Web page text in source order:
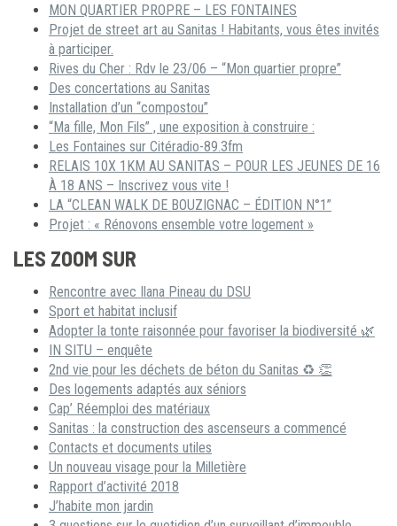
MON QUARTIER PROPRE – LES FONTAINES
Projet de street art au Sanitas ! Habitants, vous êtes invités
à participer.
Rives du Cher : Rdv le 23/06 – “Mon quartier propre”
Des concertations au Sanitas
Installation d’un “compostou”
“Ma fille, Mon Fils” , une exposition à construire :
Les Fontaines sur Citéradio-89.3fm
RELAIS 10X 1KM AU SANITAS – POUR LES JEUNES DE 16
À 18 ANS – Inscrivez vous vite !
LA “CLEAN WALK DE BOUZIGNAC – ÉDITION N°1”
Projet : « Rénovons ensemble votre logement »
LES ZOOM SUR
Rencontre avec Ilana Pineau du DSU
Sport et habitat inclusif
Adopter la tonte raisonnée pour favoriser la biodiversité 🌿
IN SITU – enquête
2nd vie pour les déchets de béton du Sanitas ♻ 👏
Des logements adaptés aux séniors
Cap’ Réemploi des matériaux
Sanitas : la construction des ascenseurs a commencé
Contacts et documents utiles
Un nouveau visage pour la Milletière
Rapport d’activité 2018
J’habite mon jardin